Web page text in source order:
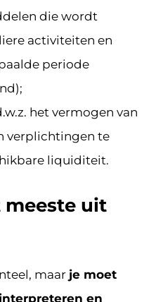
die wordt
activiteiten en
periode
het vermogen van
verplichtingen te
liquiditeit.
meeste uit
maar je moet
en